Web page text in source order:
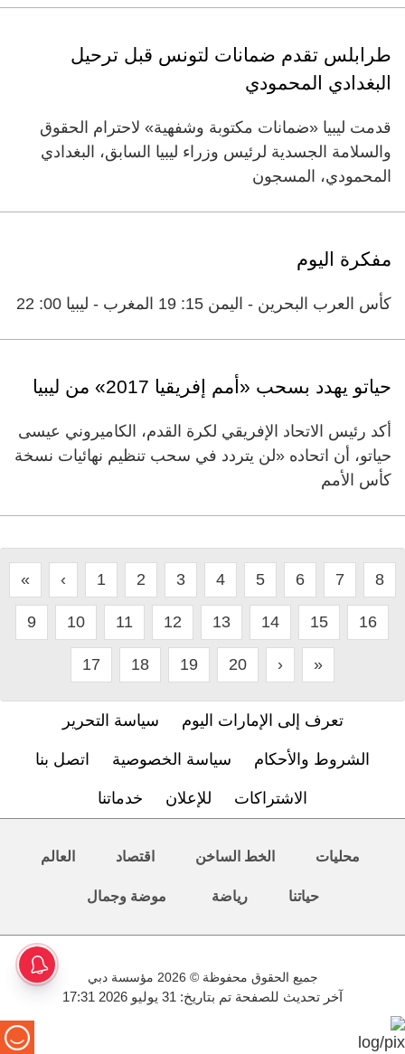
طرابلس تقدم ضمانات لتونس قبل ترحيل
البغدادي المحمودي
قدمت ليبيا «ضمانات مكتوبة وشفهية» لاحترام الحقوق
والسلامة الجسدية لرئيس وزراء ليبيا السابق، البغدادي
المحمودي، المسجون
مفكرة اليوم
كأس العرب البحرين - اليمن 15: 19 المغرب - ليبيا 00: 22
حياتو يهدد بسحب «أمم إفريقيا ‬2017» من ليبيا
أكد رئيس الاتحاد الإفريقي لكرة القدم، الكاميروني عيسى
حياتو، أن اتحاده «لن يتردد في سحب تنظيم نهائيات نسخة
كأس الأمم
« ‹ 1 2 3 4 5 6 7 8
9 10 11 12 13 14 15 16
17 18 19 20 › »
تعرف إلى الإمارات اليوم سياسة التحرير
الشروط والأحكام سياسة الخصوصية اتصل بنا
الاشتراكات للإعلان خدماتنا
محليات الخط الساخن اقتصاد العالم
حياتنا رياضة موضة وجمال
جميع الحقوق محفوظة © 2026 مؤسسة دبي
آخر تحديث للصفحة تم بتاريخ: 31 يوليو 2026 17:31